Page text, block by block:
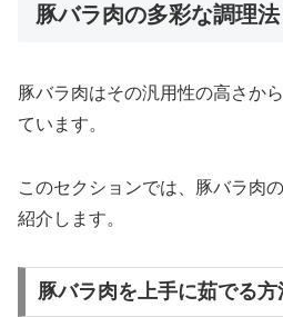
豚バラ肉の多彩な調理法
豚バラ肉はその汎用性の高さか
ています。
このセクションでは、豚バラ肉
紹介します。
豚バラ肉を上手に茹でる方